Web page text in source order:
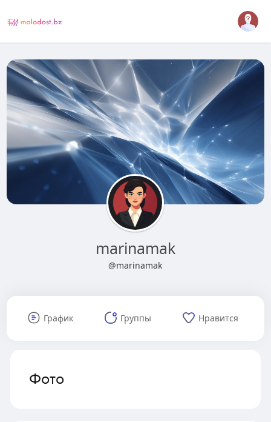
marinamak
@marinamak
График Группы Нравится
Фото